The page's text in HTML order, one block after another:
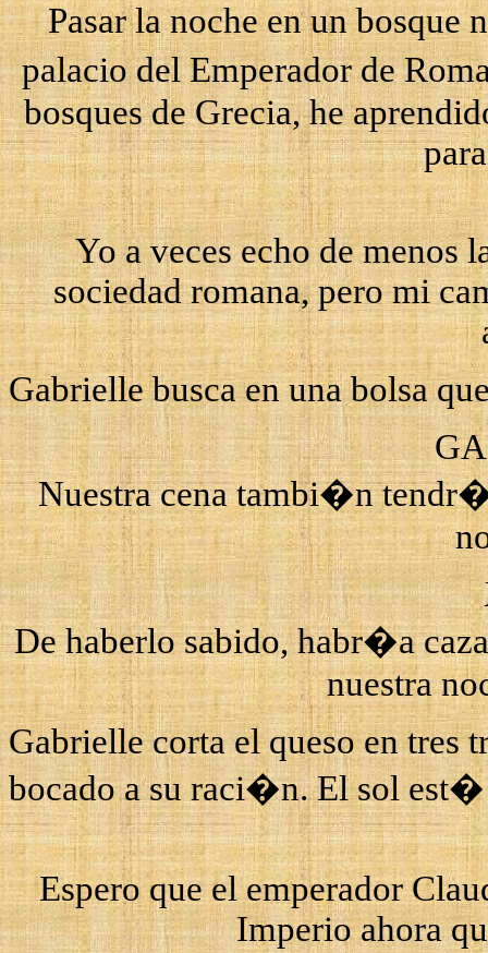
Pasar la noche en un
palacio del Emperador de
bosques de Grecia, he
Yo a veces echo de menos
sociedad romana, pero mi
Gabriellebusca en una bolsa
Nuestra cena tambi�n
De haberlo sabido, habr�a
nuestra
Gabriellecorta el queso en tres
bocado a su raci�n. El sol est�
Espero que el emperador
Imperio ahora